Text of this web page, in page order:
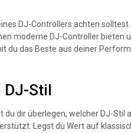
DJ-Controllers achten solltest.
moderne DJ-Controller bieten
du das Beste aus deiner
DJ-Stil
dir überlegen, welcher DJ-Stil
Legst du Wert auf